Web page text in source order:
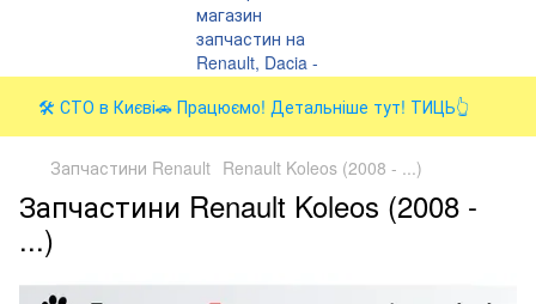
🛠️ СТО в Києві🚗 Працюємо! Детальніше тут! ТИЦЬ👆
Запчастини Renault Renault Koleos (2008 - ...)
Запчастини Renault Koleos (2008 -
...)